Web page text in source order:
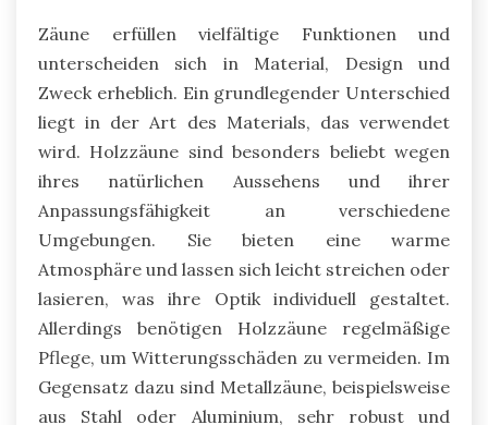
Zäune erfüllen vielfältige Funktionen und
unterscheiden sich in Material, Design und
Zweck erheblich. Ein grundlegender Unterschied
liegt in der Art des Materials, das verwendet
wird. Holzzäune sind besonders beliebt wegen
ihres natürlichen Aussehens und ihrer
Anpassungsfähigkeit an verschiedene
Umgebungen. Sie bieten eine warme
Atmosphäre und lassen sich leicht streichen oder
lasieren, was ihre Optik individuell gestaltet.
Allerdings benötigen Holzzäune regelmäßige
Pflege, um Witterungsschäden zu vermeiden. Im
Gegensatz dazu sind Metallzäune, beispielsweise
aus Stahl oder Aluminium, sehr robust und